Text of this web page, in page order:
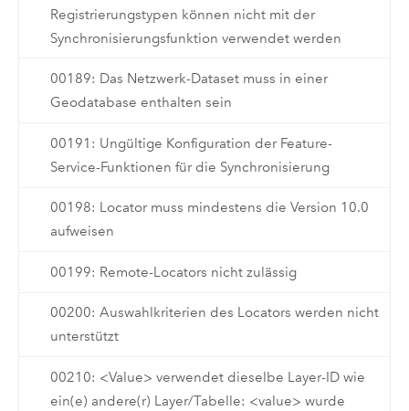
Registrierungstypen können nicht mit der
Synchronisierungsfunktion verwendet werden
00189: Das Netzwerk-Dataset muss in einer
Geodatabase enthalten sein
00191: Ungültige Konfiguration der Feature-
Service-Funktionen für die Synchronisierung
00198: Locator muss mindestens die Version 10.0
aufweisen
00199: Remote-Locators nicht zulässig
00200: Auswahlkriterien des Locators werden nicht
unterstützt
00210: <Value> verwendet dieselbe Layer-ID wie
ein(e) andere(r) Layer/Tabelle: <value> wurde